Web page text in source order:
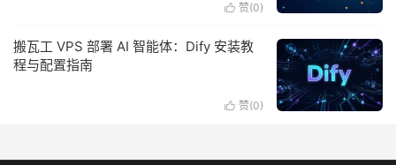
 赞(0)
搬瓦工 VPS 部署 AI 智能体：Dify 安装教
程与配置指南
 赞(0)